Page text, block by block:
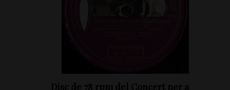
Disc de 78 rpm del Concert per a